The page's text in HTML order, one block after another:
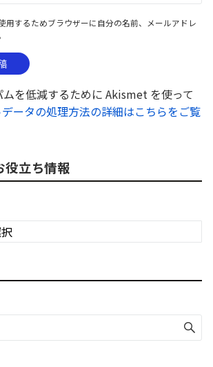
用するためブラウザーに自分の名前、メールアドレ
ムを低減するために Akismet を使って
ータの処理方法の詳細はこちらをご覧
役立ち情報